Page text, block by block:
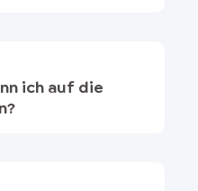
ich auf die